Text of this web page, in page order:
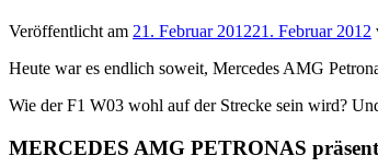
Veröffentlicht am 21. Februar 201221. Februar 2012
Heute war es endlich soweit, Mercedes AMG
Wie der F1 W03 wohl auf der Strecke sein wird?
MERCEDES AMG PETRONAS